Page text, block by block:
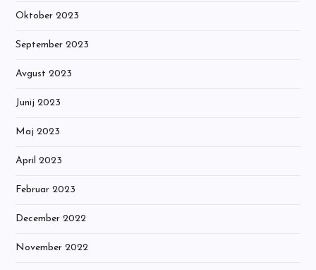
Oktober 2023
September 2023
Avgust 2023
Junij 2023
Maj 2023
April 2023
Februar 2023
December 2022
November 2022